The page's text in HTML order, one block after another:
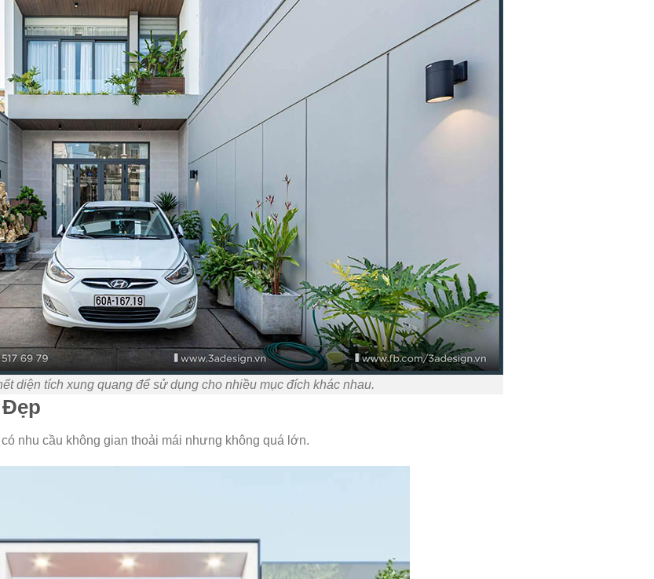
diện tích xung quang để sử dụng cho nhiều mục đích khác nhau.
nhu cầu không gian thoải mái nhưng không quá lớn.